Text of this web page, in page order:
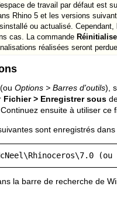
de travail par défaut est
Rhino 5 et les versions
ou actualisé. Cependant,
cas. La commande
réalisées seront
(ou Options > Barres d'outils),
Fichier > Enregistrer sous
ensuite à utiliser ce
sont enregistrés
la barre de recherche de